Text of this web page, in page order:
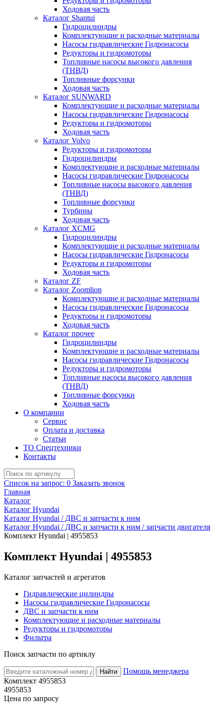
Ходовая часть
Каталог Shantui
Гидроцилиндры
Комплектующие и расходные материалы
Насосы гидравлические Гидронасосы
Редукторы и гидромоторы
Топливные насосы высокого давления
(ТНВД)
Топливные форсунки
Ходовая часть
Каталог SUNWARD
Комплектующие и расходные материалы
Насосы гидравлические Гидронасосы
Редукторы и гидромоторы
Ходовая часть
Каталог Volvo
Редукторы и гидромоторы
Гидроцилиндры
Комплектующие и расходные материалы
Насосы гидравлические Гидронасосы
Топливные насосы высокого давления
(ТНВД)
Топливные форсунки
Турбины
Ходовая часть
Каталог XCMG
Гидроцилиндры
Комплектующие и расходные материалы
Насосы гидравлические Гидронасосы
Редукторы и гидромоторы
Ходовая часть
Каталог ZF
Каталог Zoomlion
Комплектующие и расходные материалы
Насосы гидравлические Гидронасосы
Редукторы и гидромоторы
Ходовая часть
Каталог прочее
Гидроцилиндры
Комплектующие и расходные материалы
Насосы гидравлические Гидронасосы
Редукторы и гидромоторы
Топливные насосы высокого давления
(ТНВД)
Топливные форсунки
Ходовая часть
О компании
Сервис
Оплата и доставка
Статьи
ТО Спецтехники
Контакты
Список на запрос: 0 Заказать звонок
Главная
Каталог
Каталог Hyundai
Каталог Hyundai / ДВС и запчасти к ним
Каталог Hyundai / ДВС и запчасти к ним / запчасти двигателя
Комплект Hyundai | 4955853
Комплект Hyundai | 4955853
Каталог запчастей и агрегатов
Гидравлические цилиндры
Насосы гидравлические Гидронасосы
ДВС и запчасти к ним
Комплектующие и расходные материалы
Редукторы и гидромоторы
Фильтра
Поиск запчасти по артиклу
Найти
Помощь менеджера
Комплект 4955853
4955853
Цена по запросу